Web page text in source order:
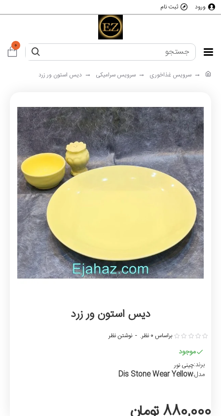
ورود ثبت نام
0
سرویس غذاخوری سرویس سرامیکی دیس استون ور زرد
دیس استون ور زرد
موجود
برند:چینی نور
مدل:Dis Stone Wear Yellow
براساس 0 نظر. - نوشتن نظر